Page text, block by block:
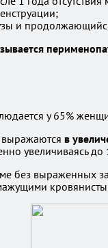
и
у 65%
выражаются в
увеличиваясь до
без выраженных